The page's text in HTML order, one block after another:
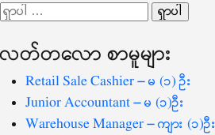
ပြ
ရှာ
စကားလုံး
လတ်တ‌လော စာမူများ
Retail Sale Cashier – မ (၁) ဦး
Junior Accountant – မ (၁)ဦး
Warehouse Manager – ကျား (၁)ဦး